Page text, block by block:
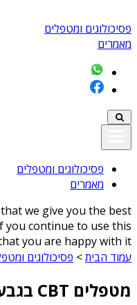
פסיכולוגים ומטפלים
מאמרים
פסיכולוגים ומטפלים
מאמרים
we give you the best
you continue to use this
you are happy with it
עמוד הבית> פסיכולוגים
מטפלים CBT בגבעת ברנר